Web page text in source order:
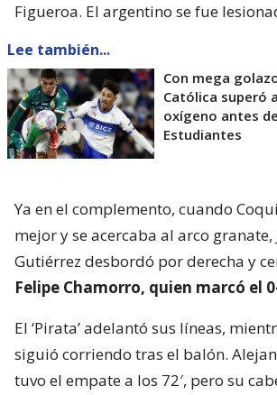
Figueroa. El argentino se fue
Lee también...
Con mega
Católica superó
oxígeno antes
Estudiantes
Ya en el complemento, cuando
mejor y se acercaba al arco granate,
Gutiérrez desbordó por derecha y
Felipe Chamorro, quien marcó el
El ‘Pirata’ adelantó sus líneas,
siguió corriendo tras el balón.
tuvo el empate a los 72′, pero su